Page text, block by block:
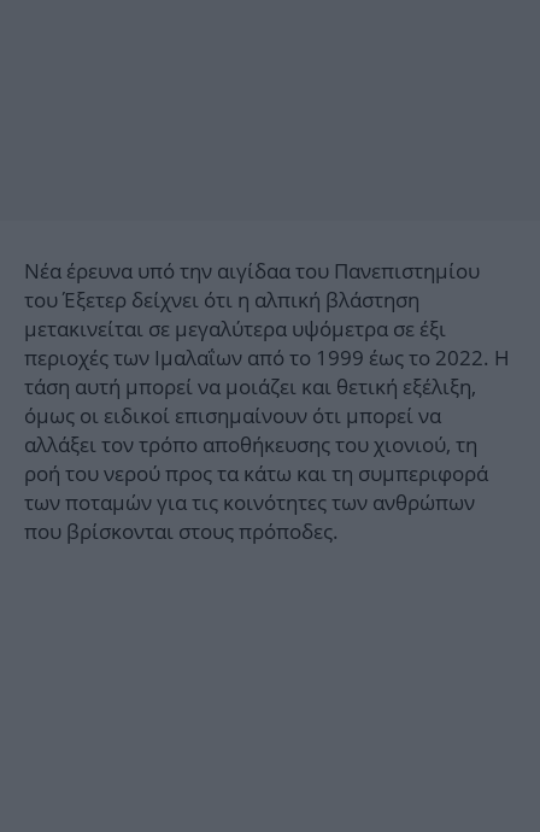
Νέα έρευνα υπό την αιγίδαα του Πανεπιστημίου
του Έξετερ δείχνει ότι η αλπική βλάστηση
μετακινείται σε μεγαλύτερα υψόμετρα σε έξι
περιοχές των Ιμαλαΐων από το 1999 έως το 2022. Η
τάση αυτή μπορεί να μοιάζει και θετική εξέλιξη,
όμως οι ειδικοί επισημαίνουν ότι μπορεί να
αλλάξει τον τρόπο αποθήκευσης του χιονιού, τη
ροή του νερού προς τα κάτω και τη συμπεριφορά
των ποταμών για τις κοινότητες των ανθρώπων
που βρίσκονται στους πρόποδες.